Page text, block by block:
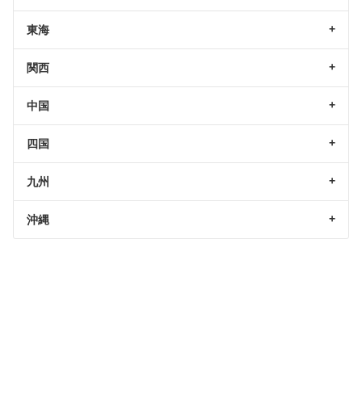
東海
関西
中国
四国
九州
沖縄